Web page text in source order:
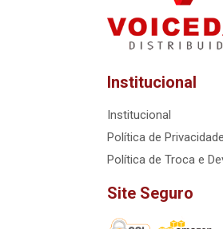
Institucional
Institucional
Política de Privacidade
Política de Troca e
Site Seguro